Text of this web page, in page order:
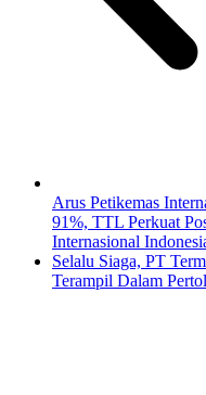
Arus Petikemas
91%, TTL Perkuat
Internasional
Selalu Siaga, PT
Terampil Dalam